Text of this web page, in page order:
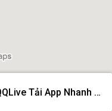
QQLive – Trang Chính Thức của QQLive Tải App Nhanh 2026